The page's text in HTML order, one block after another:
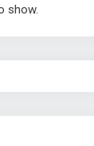
show.